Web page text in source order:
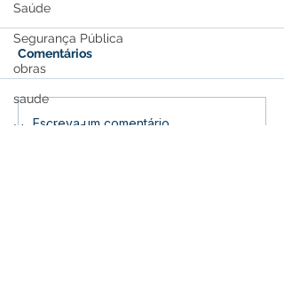
Saúde
Segurança Pública
obras
saude
Memória e Cultura
Prefeitura de Feijó leva
Comentários
Escreva um comentário